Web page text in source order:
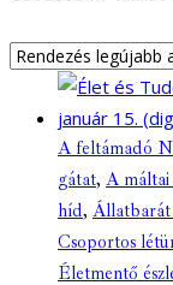
A feltámadó
gátat, A máltai
híd,
Csoportos
Életmentő